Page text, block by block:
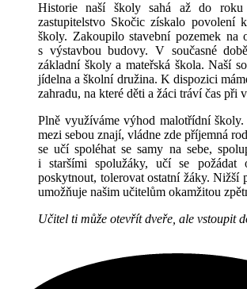
Historie naší školy sahá až do
zastupitelstvo Skočic získalo povolení
školy. Zakoupilo stavební pozemek na
s výstavbou budovy. V současné
základní školy a mateřská škola. Naší
jídelna a školní družina. K dispozici
zahradu, na které děti a žáci tráví čas při
Plně využíváme výhod malotřídní
mezi sebou znají, vládne zde příjemná
se učí spoléhat se samy na sebe,
i staršími spolužáky, učí se požádat
poskytnout, tolerovat ostatní žáky. Nižší
umožňuje našim učitelům okamžitou
Učitel ti může otevřít dveře, ale vstoupit